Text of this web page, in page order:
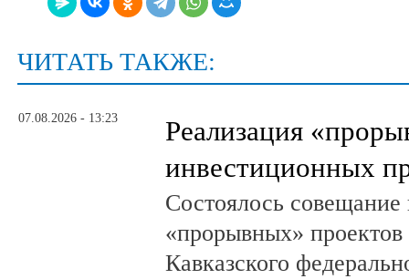
ЧИТАТЬ ТАКЖЕ:
07.08.2026 - 13:23
Реализация
инвестиционных
Состоялось
«прорывных» проектов
Кавказского